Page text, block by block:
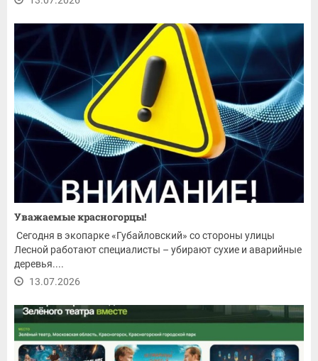
Уважаемые красногорцы!
Сегодня в экопарке «Губайловский» со стороны улицы
Лесной работают специалисты – убирают сухие и аварийные
деревья....
13.07.2026